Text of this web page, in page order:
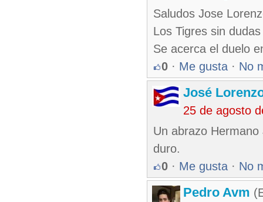
Saludos Jose
Los Tigres sin
Se acerca el duelo
0 · Me gusta · No
José
25 de agosto
Un abrazo
duro.
0 · Me gusta · No
Pedro Avm